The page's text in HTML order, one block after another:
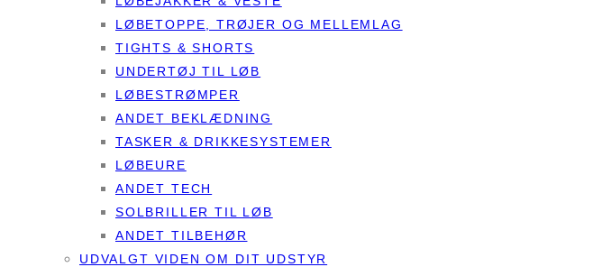
LØBETOPPE, TRØJER OG MELLEMLAG
TIGHTS & SHORTS
UNDERTØJ TIL LØB
LØBESTRØMPER
ANDET BEKLÆDNING
TASKER & DRIKKESYSTEMER
LØBEURE
ANDET TECH
SOLBRILLER TIL LØB
ANDET TILBEHØR
UDVALGT VIDEN OM DIT UDSTYR